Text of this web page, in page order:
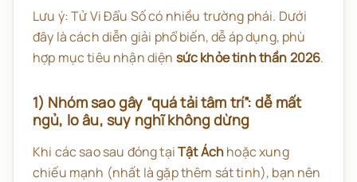
Lưu ý: Tử Vi Đẩu Số có nhiều trường phái. Dưới
đây là cách diễn giải phổ biến, dễ áp dụng, phù
hợp mục tiêu nhận diện sức khỏe tinh thần 2026.
1) Nhóm sao gây “quá tải tâm trí”: dễ mất
ngủ, lo âu, suy nghĩ không dừng
Khi các sao sau đóng tạiTật Áchhoặc xung
chiếu mạnh (nhất là gặp thêm sát tinh), bạn nên